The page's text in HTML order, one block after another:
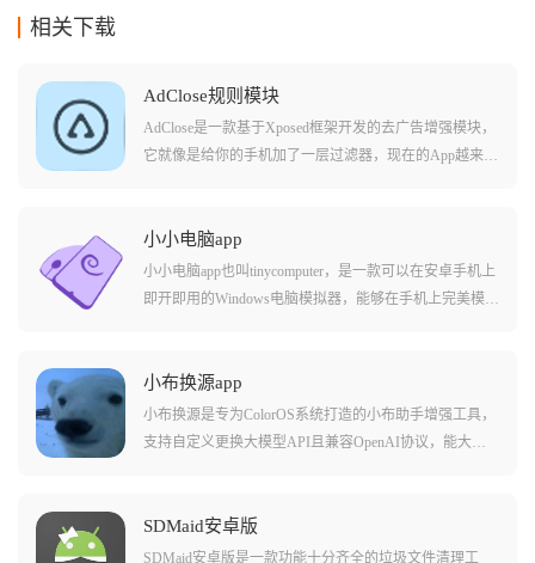
相关下载
AdClose规则模块
AdClose是一款基于Xposed框架开发的去广告增强模块，
它就像是给你的手机加了一层过滤器，现在的App越来越
初始化和网络请求，让广告根本没机会加载出来，只要
激活它，你的手机就能重回那个没有广告的时代。
小小电脑app
小小电脑app也叫tinycomputer，是一款可以在安卓手机上
即开即用的Windows电脑模拟器，能够在手机上完美模拟
钮就能在安卓手机上畅快运行Windows。软件提供常用软
件的一键安装指令，让你告别四处搜寻安装包、繁琐手
动安装的困扰，一键就能轻松搞定。同时支持自由调整
小布换源app
小布换源是专为ColorOS系统打造的小布助手增强工具，
支持自定义更换大模型API且兼容OpenAI协议，能大幅
者速度较慢的问题。页面设计非常简单，功能也很直
观，新手也能很快熟练操作使用。无论是上网玩游戏还
SDMaid安卓版
SDMaid安卓版是一款功能十分齐全的垃圾文件清理工